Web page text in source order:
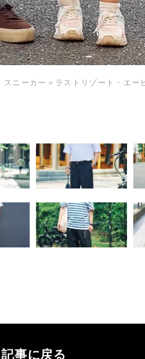
ニーカー＝ラストリゾート・エー
記事に戻る